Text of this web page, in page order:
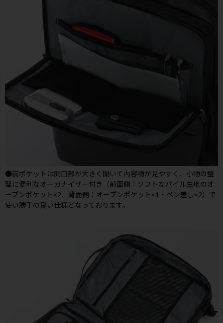
●前ポケットは開口部が大きく開いて内容物が見やすく、小物の整
理に便利なオーガナイザー付き（前面側：ソフトなパイル生地のオ
ープンポケット×2、背面側：オープンポケット×1・ペン差し×2）で
使い勝手の良い仕様となっております。